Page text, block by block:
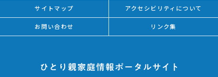
サイトマップ アクセシビリティについて
お問い合わせ リンク集